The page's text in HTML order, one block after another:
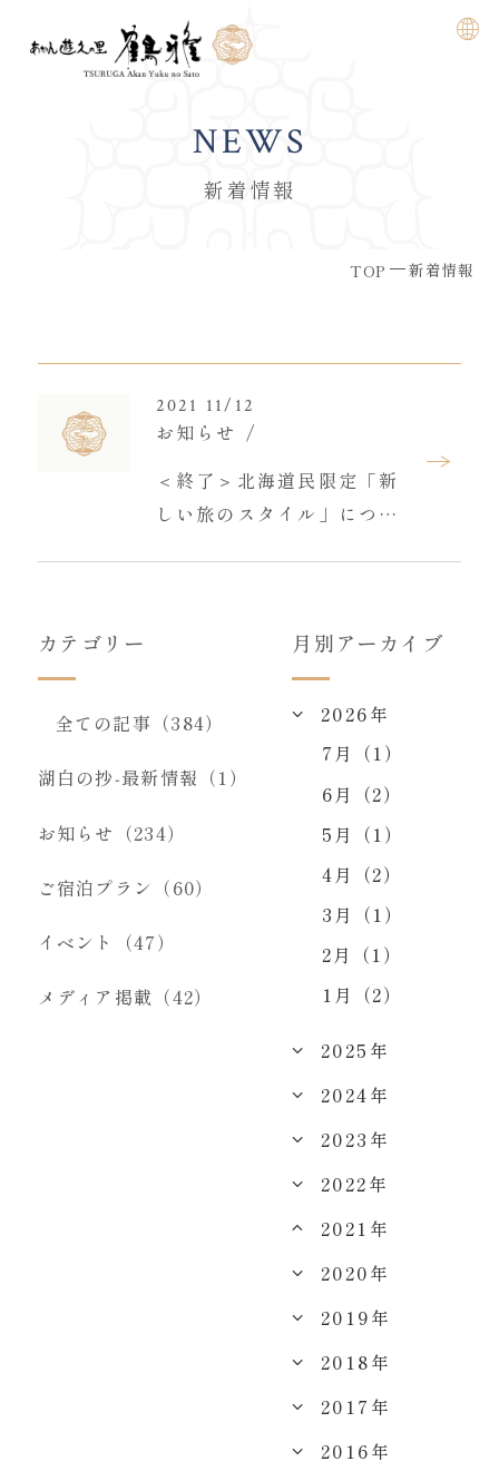
NEWS
新着情報
TOP 新着情報
2021 11/12
お知らせ
＜終了＞北海道民限定「新
しい旅のスタイル」につい
カテゴリー
全ての記事（384）
湖白の抄‐最新情報（1）
お知らせ（234）
ご宿泊プラン（60）
イベント（47）
メディア掲載（42）
月別アーカイブ
2026年
7月（1）
6月（2）
5月（1）
4月（2）
3月（1）
2月（1）
1月（2）
2025年
2024年
2023年
2022年
2021年
2020年
2019年
2018年
2017年
2016年